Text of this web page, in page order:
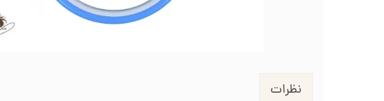
زیورآلات گلدوزی
نظرات